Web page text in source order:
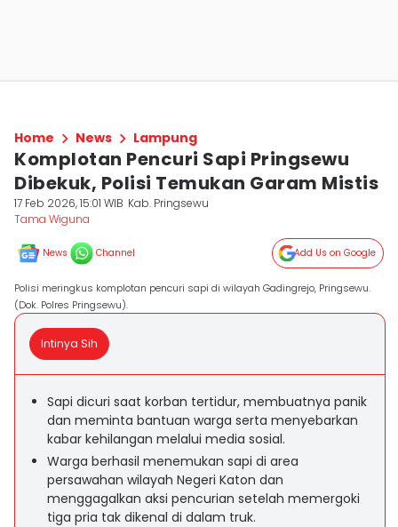
Home News Lampung
Komplotan Pencuri Sapi Pringsewu
Dibekuk, Polisi Temukan Garam Mistis
17 Feb 2026, 15:01 WIB Kab. Pringsewu
Tama Wiguna
News Channel Add Us on Google
Polisi meringkus komplotan pencuri sapi di wilayah Gadingrejo, Pringsewu.
(Dok. Polres Pringsewu).
Intinya Sih
Sapi dicuri saat korban tertidur, membuatnya panik
dan meminta bantuan warga serta menyebarkan
kabar kehilangan melalui media sosial.
Warga berhasil menemukan sapi di area
persawahan wilayah Negeri Katon dan
menggagalkan aksi pencurian setelah memergoki
tiga pria tak dikenal di dalam truk.